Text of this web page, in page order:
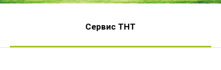
Сервис THT